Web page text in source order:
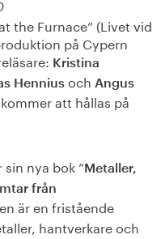
the Furnace” (Livet vid
på Cypern
Kristina
Henniusoch Angus
att hållas på
nya bok ”Metaller,
från
är en fristående
hantverkare och